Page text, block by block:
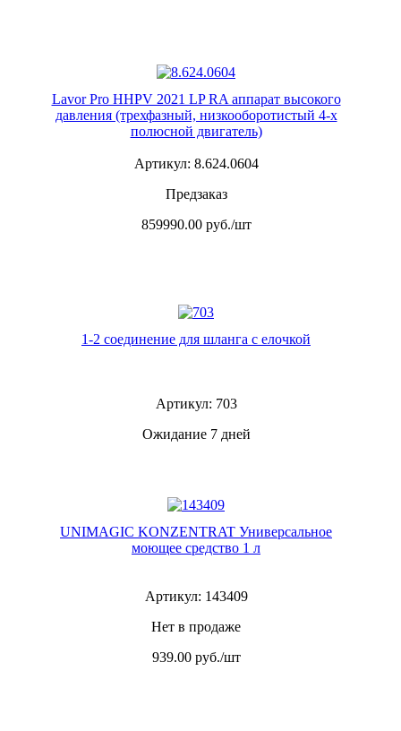
Lavor Pro HHPV 2021 LP RA аппарат высокого
давления (трехфазный, низкооборотистый 4-х
полюсной двигатель)
Артикул: 8.624.0604
Предзаказ
859990.00 руб./шт
1-2 соединение для шланга с елочкой
Артикул: 703
Ожидание 7 дней
UNIMAGIC KONZENTRAT Универсальное
моющее средство 1 л
Артикул: 143409
Нет в продаже
939.00 руб./шт